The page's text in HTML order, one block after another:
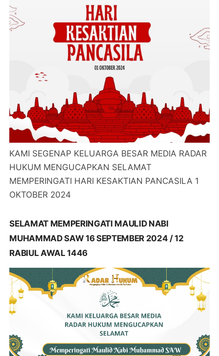
KAMI SEGENAP KELUARGA BESAR MEDIA RADAR
HUKUM MENGUCAPKAN SELAMAT
MEMPERINGATI HARI KESAKTIAN PANCASILA 1
OKTOBER 2024
SELAMAT MEMPERINGATI MAULID NABI
MUHAMMAD SAW 16 SEPTEMBER 2024 / 12
RABIUL AWAL 1446